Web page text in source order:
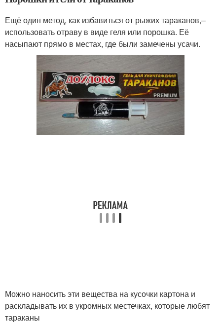
Ещё один метод, как избавиться от рыжих тараканов,–
использовать отраву в виде геля или порошка. Её
насыпают прямо в местах, где были замечены усачи.
Можно наносить эти вещества на кусочки картона и
раскладывать их в укромных местечках, которые любят
тараканы